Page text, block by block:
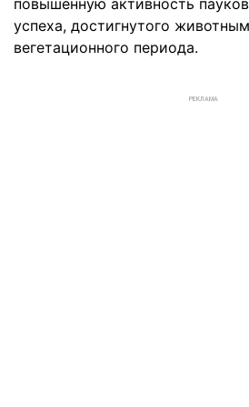
повышенную активность
успеха, достигнутого
вегетационного периода.
РЕКЛАМА